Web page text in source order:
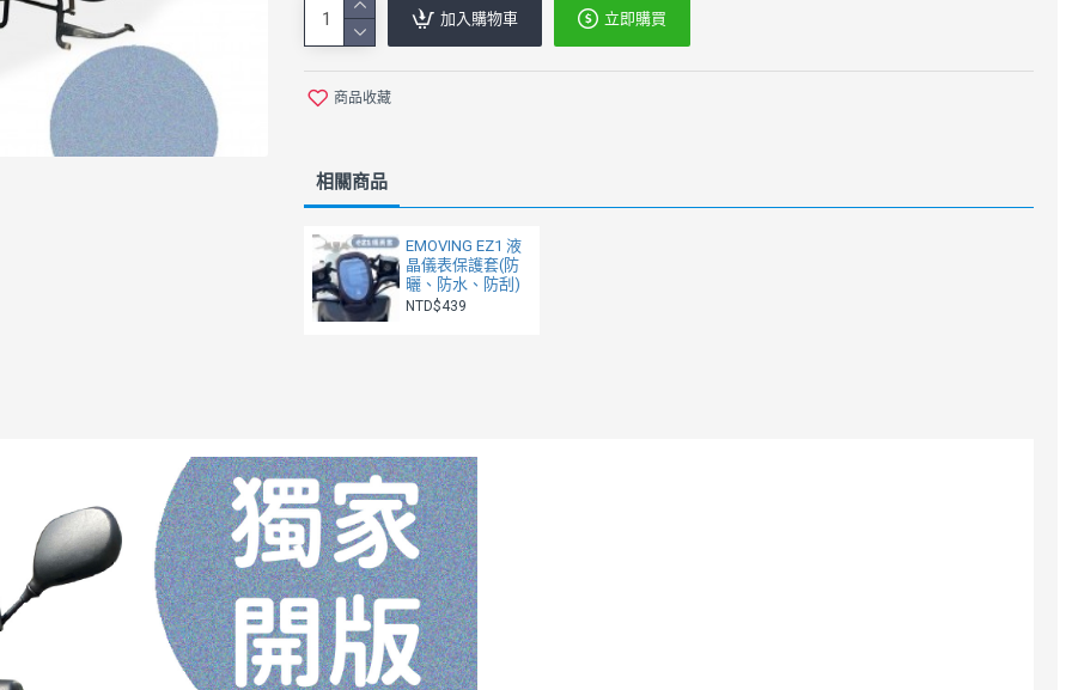
加入購物車 立即購買
商品收藏
相關商品
EMOVING EZ1 液
晶儀表保護套(防
曬、防水、防刮)
NTD$439